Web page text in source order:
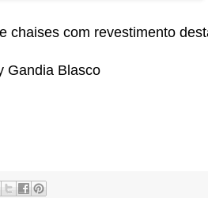
chaises com revestimento
Gandia Blasco